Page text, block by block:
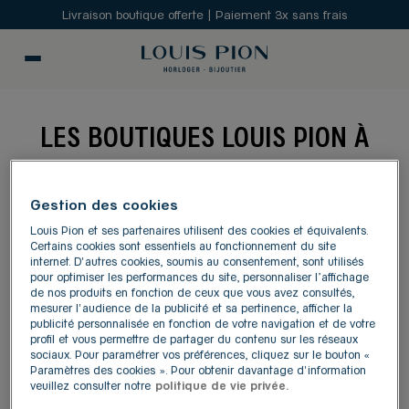
Livraison boutique offerte | Paiement 3x sans frais
LES BOUTIQUES LOUIS PION À
LORIENT
MODIFIER
Liste Carte
1
765 m
LOUIS PION LORIENT
Angle des rues du Port et de la Patrie
56100 Lorient
Gestion des cookies
Louis Pion et ses partenaires utilisent des cookies et équivalents.
Certains cookies sont essentiels au fonctionnement du site
internet. D'autres cookies, soumis au consentement, sont utilisés
pour optimiser les performances du site, personnaliser l’affichage
de nos produits en fonction de ceux que vous avez consultés,
mesurer l'audience de la publicité et sa pertinence, afficher la
publicité personnalisée en fonction de votre navigation et de votre
profil et vous permettre de partager du contenu sur les réseaux
sociaux. Pour paramétrer vos préférences, cliquez sur le bouton «
Paramètres des cookies ». Pour obtenir davantage d'information
veuillez consulter notre politique de vie privée.